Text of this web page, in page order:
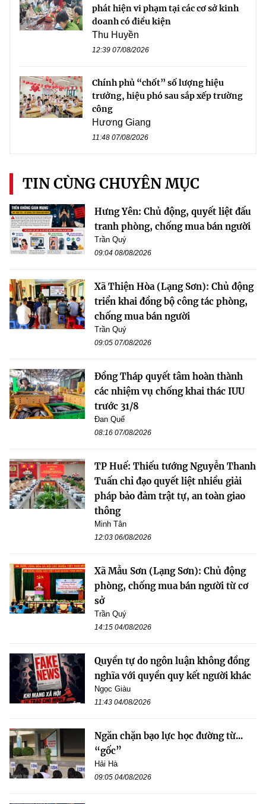
phát hiện vi phạm tại các cơ sở kinh
doanh có điều kiện
Thu Huyền
12:39 07/08/2026
Chính phủ “chốt” số lượng hiệu
trưởng, hiệu phó sau sắp xếp trường
công
Hương Giang
11:48 07/08/2026
TIN CÙNG CHUYÊN MỤC
Hưng Yên: Chủ động, quyết liệt đấu
tranh phòng, chống mua bán người
Trần Quý
09:04 08/08/2026
Xã Thiện Hòa (Lạng Sơn): Chủ động
triển khai đồng bộ công tác phòng,
chống mua bán người
Trần Quý
09:05 07/08/2026
Đồng Tháp quyết tâm hoàn thành
các nhiệm vụ chống khai thác IUU
trước 31/8
Đan Quế
08:16 07/08/2026
TP Huế: Thiếu tướng Nguyễn Thanh
Tuấn chỉ đạo quyết liệt nhiều giải
pháp bảo đảm trật tự, an toàn giao
thông
Minh Tân
12:03 06/08/2026
Xã Mẫu Sơn (Lạng Sơn): Chủ động
phòng, chống mua bán người từ cơ
sở
Trần Quý
14:15 04/08/2026
Quyền tự do ngôn luận không đồng
nghĩa với quyền quy kết người khác
Ngọc Giàu
11:43 04/08/2026
Ngăn chặn bạo lực học đường từ...
“gốc”
Hải Hà
09:05 04/08/2026